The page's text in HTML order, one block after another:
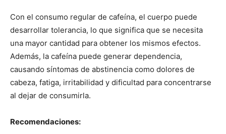
Con el consumo regular de cafeína, el cuerpo puede
desarrollar tolerancia, lo que significa que se necesita
una mayor cantidad para obtener los mismos efectos.
Además, la cafeína puede generar dependencia,
causando síntomas de abstinencia como dolores de
cabeza, fatiga, irritabilidad y dificultad para concentrarse
al dejar de consumirla.
Recomendaciones: